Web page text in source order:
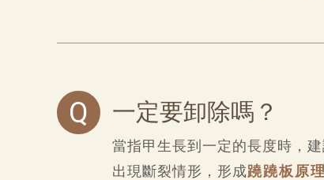
Q 一定要卸除嗎？
當指甲生長到一定的長度時，建
出現斷裂情形，形成蹺蹺板原理